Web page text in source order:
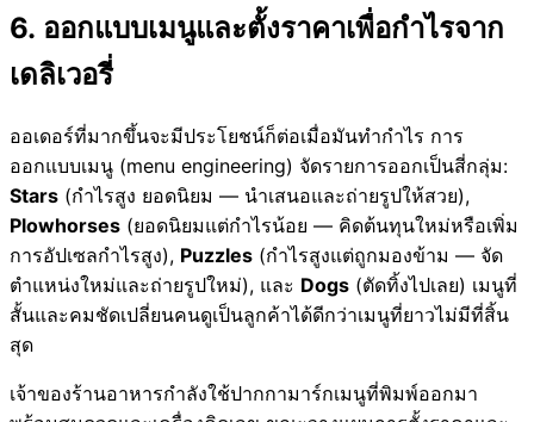
6. ออกแบบเมนูและตั้งราคาเพื่อกำไรจาก
เดลิเวอรี่
ออเดอร์ที่มากขึ้นจะมีประโยชน์ก็ต่อเมื่อมันทำกำไร การ
ออกแบบเมนู (menu engineering) จัดรายการออกเป็นสี่กลุ่ม:
Stars (กำไรสูง ยอดนิยม — นำเสนอและถ่ายรูปให้สวย),
Plowhorses (ยอดนิยมแต่กำไรน้อย — คิดต้นทุนใหม่หรือเพิ่ม
การอัปเซลกำไรสูง), Puzzles (กำไรสูงแต่ถูกมองข้าม — จัด
ตำแหน่งใหม่และถ่ายรูปใหม่), และ Dogs (ตัดทิ้งไปเลย) เมนูที่
สั้นและคมชัดเปลี่ยนคนดูเป็นลูกค้าได้ดีกว่าเมนูที่ยาวไม่มีที่สิ้น
สุด
เจ้าของร้านอาหารกำลังใช้ปากกามาร์กเมนูที่พิมพ์ออกมา